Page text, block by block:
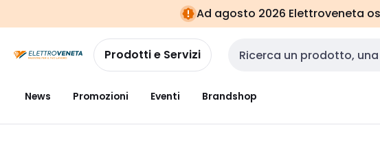
navigazionealla
pagina
Ad agosto 2026 Elettroveneta
Prodotti e Servizi Cerca input
News Promozioni Eventi Brandshop